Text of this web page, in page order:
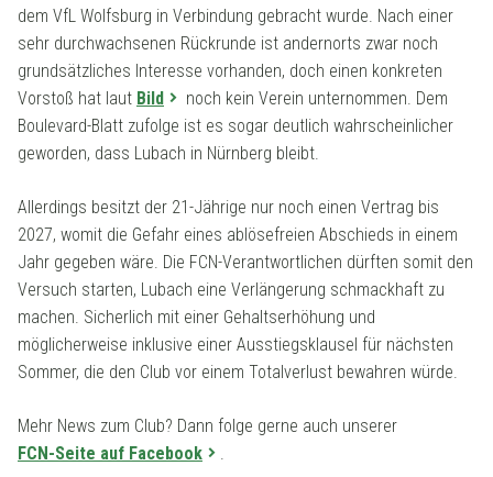
dem VfL Wolfsburg in Verbindung gebracht wurde. Nach einer
sehr durchwachsenen Rückrunde ist andernorts zwar noch
grundsätzliches Interesse vorhanden, doch einen konkreten
Vorstoß hat laut Bild
noch kein Verein unternommen. Dem
Boulevard-Blatt zufolge ist es sogar deutlich wahrscheinlicher
geworden, dass Lubach in Nürnberg bleibt.
Allerdings besitzt der 21-Jährige nur noch einen Vertrag bis
2027, womit die Gefahr eines ablösefreien Abschieds in einem
Jahr gegeben wäre. Die FCN-Verantwortlichen dürften somit den
Versuch starten, Lubach eine Verlängerung schmackhaft zu
machen. Sicherlich mit einer Gehaltserhöhung und
möglicherweise inklusive einer Ausstiegsklausel für nächsten
Sommer, die den Club vor einem Totalverlust bewahren würde.
Mehr News zum Club? Dann folge gerne auch unserer
FCN-Seite auf Facebook